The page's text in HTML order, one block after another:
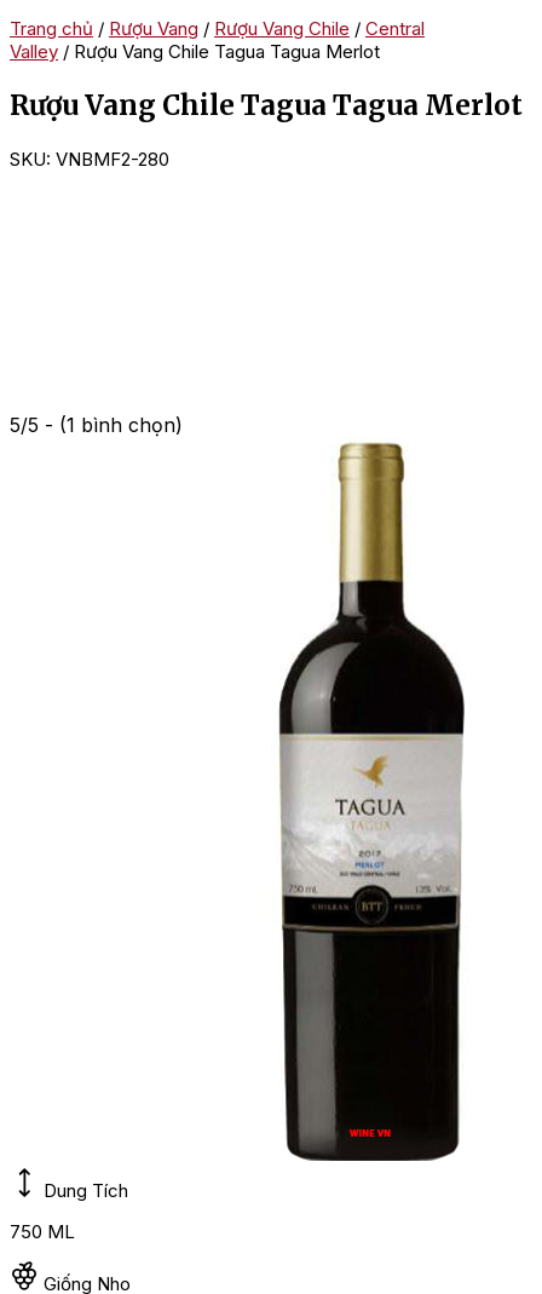
Trang chủ / Rượu Vang / Rượu Vang Chile / Central
Valley / Rượu Vang Chile Tagua Tagua Merlot
Rượu Vang Chile Tagua Tagua Merlot
SKU: VNBMF2-280
5/5 - (1 bình chọn)
Dung Tích
750 ML
Giống Nho